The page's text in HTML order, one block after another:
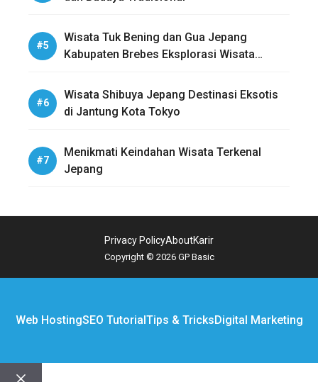
Wisata Tuk Bening dan Gua Jepang
Kabupaten Brebes Eksplorasi Wisata
Wisata Shibuya Jepang Destinasi Eksotis
di Jantung Kota Tokyo
Menikmati Keindahan Wisata Terkenal
Jepang
Copyright © 2026 GP Basic
Privacy PolicyAboutKarir
Web HostingSEO TutorialTips & TricksDigital Marketing